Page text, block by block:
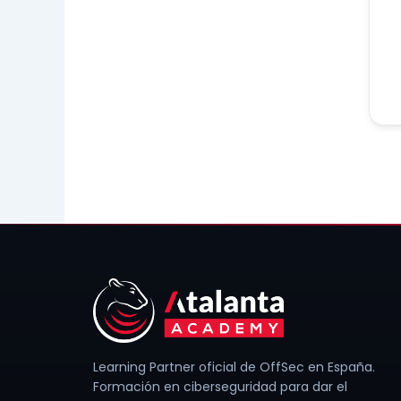
Learning Partner oficial de OffSec en España.
Formación en ciberseguridad para dar el